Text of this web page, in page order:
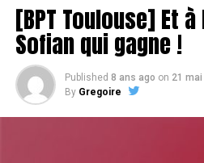
[BPT Toulouse] Et
Sofian qui gagne !
Published 8 ans ago on 21
By Gregoire